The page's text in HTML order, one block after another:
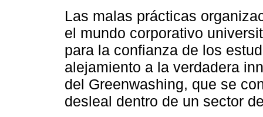
Las malas prácticas
el mundo corporativo
para la confianza de los
alejamiento a la verdadera
del Greenwashing, que se
desleal dentro de un sector